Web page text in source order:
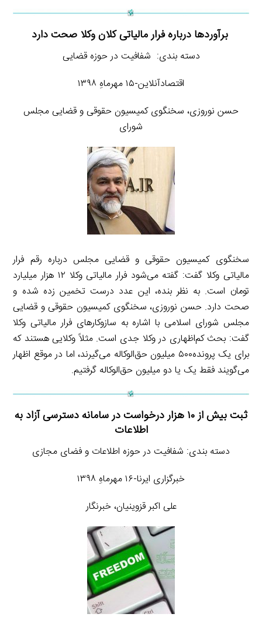
برآوردها درباره فرار مالیاتی کلان وکلا صحت دارد
دسته بندی: شفافیت در حوزه قضایی
اقتصادآنلاین-۱۵ مهرماهِ ۱۳۹۸
حسن نوروزی، سخنگوی کمیسیون حقوقی و قضایی مجلس
شورای
سخنگوی کمیسیون حقوقی و قضایی مجلس درباره رقم فرار
مالیاتی وکلا گفت: گفته می‌شود فرار مالیاتی وکلا ۱۲ هزار میلیارد
تومان است. به نظر بنده، این عدد درست تخمین زده شده و
صحت دارد. حسن نوروزی، سخنگوی کمیسیون حقوقی و قضایی
مجلس شورای اسلامی با اشاره به سازوکارهای فرار مالیاتی وکلا
گفت: بحث کم‌اظهاری در وکلا جدی است. مثلاً وکلایی هستند که
برای یک پرونده۵۰۰ میلیون حق‌الوکاله می‌گیرند، اما در موقع اظهار
می‌گویند فقط یک یا دو میلیون حق‌الوکاله گرفتیم.
ثبت بیش از ۱۰ هزار درخواست در سامانه دسترسی آزاد به
اطلاعات
دسته بندی: شفافیت در حوزه اطلاعات و فضای مجازی
خبرگزاری ایرنا-۱۶ مهرماهِ ۱۳۹۸
علی اکبر قزوینیان، خبرنگار